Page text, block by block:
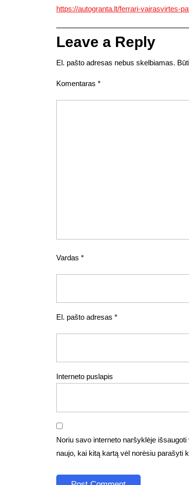
https://autogranta.lt/ferrari-vairasvirtes-
Leave a Reply
El. pašto adresas nebus skelbiamas.
Komentaras *
Vardas *
El. pašto adresas *
Interneto puslapis
Noriu savo interneto naršyklėje
naujo, kai kitą kartą vėl norėsiu parašyti